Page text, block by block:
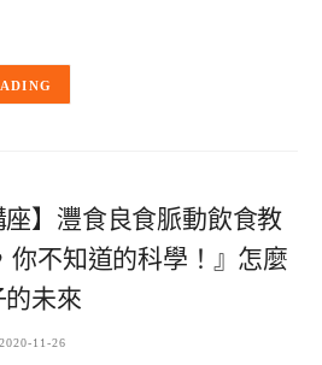
座】灃食良食脈動飲食教
你不知道的科學！』怎麼
未來
2020-11-26